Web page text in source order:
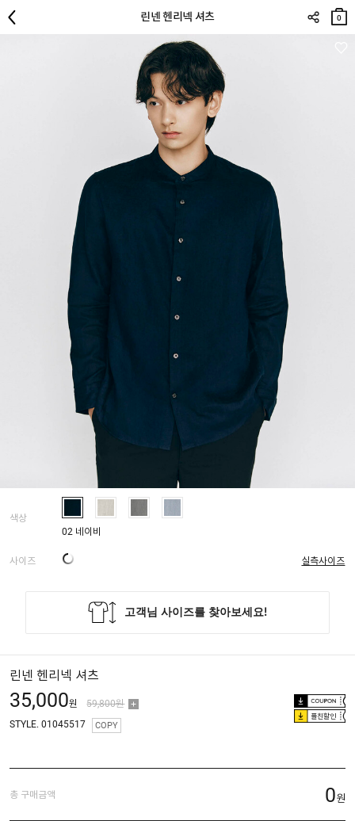
린넨 헨리넥 셔츠
장바
구니
0
색상
02 네이비
사이즈 실측사이즈
린넨 헨리넥 셔츠
35,000원 59,800원
플친할인
STYLE. 01045517 COPY
총 구매금액 0원